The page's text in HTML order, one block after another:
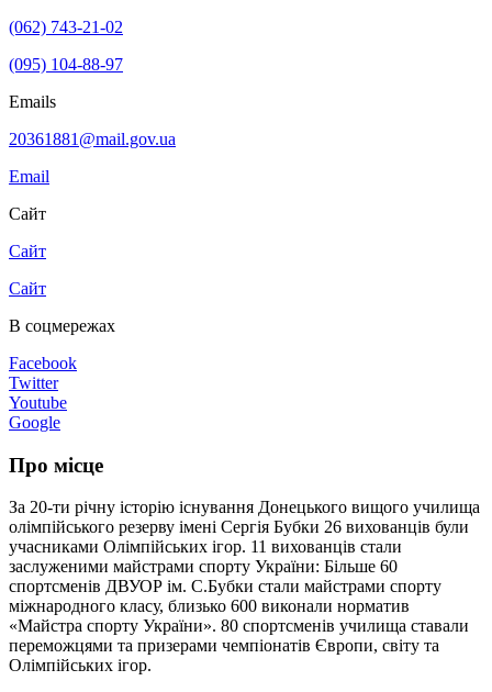
(062) 743-21-02
(095) 104-88-97
Emails
20361881@mail.gov.ua
Email
Сайт
Сайт
Сайт
В соцмережах
Facebook
Twitter
Youtube
Google
Про місце
За 20-ти річну історію існування Донецького вищого училища
олімпійського резерву імені Сергія Бубки 26 вихованців були
учасниками Олімпійських ігор. 11 вихованців стали
заслуженими майстрами спорту України: Більше 60
спортсменів ДВУОР ім. С.Бубки стали майстрами спорту
міжнародного класу, близько 600 виконали норматив
«Майстра спорту України». 80 спортсменів училища ставали
переможцями та призерами чемпіонатів Європи, світу та
Олімпійських ігор.